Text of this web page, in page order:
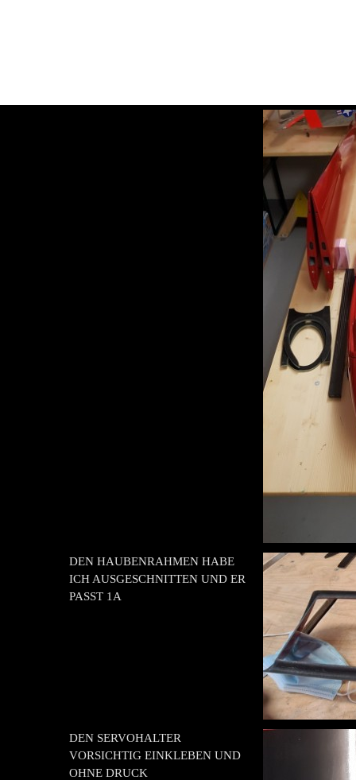
DEN HAUBENRAHMEN HABE
ICH AUSGESCHNITTEN UND ER
PASST 1A
DEN SERVOHALTER
VORSICHTIG EINKLEBEN UND
OHNE DRUCK